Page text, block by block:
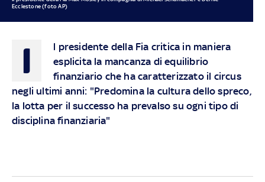
Ecclestone (foto AP)
I
l presidente della Fia critica in maniera
esplicita la mancanza di equilibrio
finanziario che ha caratterizzato il circus
negli ultimi anni: "Predomina la cultura dello spreco,
la lotta per il successo ha prevalso su ogni tipo di
disciplina finanziaria"